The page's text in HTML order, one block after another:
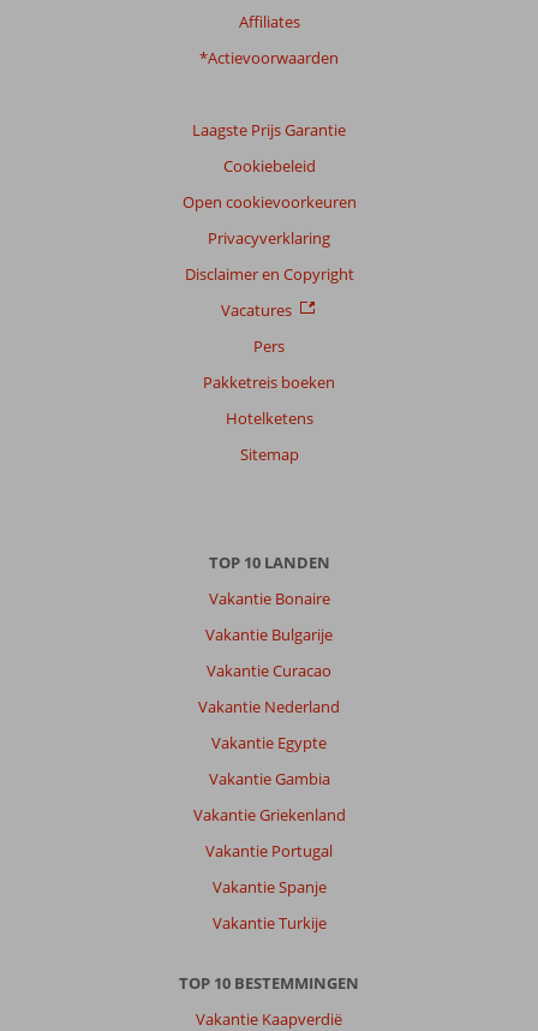
Affiliates
*Actievoorwaarden
Laagste Prijs Garantie
Cookiebeleid
Open cookievoorkeuren
Privacyverklaring
Disclaimer en Copyright
Vacatures
Pers
Pakketreis boeken
Hotelketens
Sitemap
TOP 10 LANDEN
Vakantie Bonaire
Vakantie Bulgarije
Vakantie Curacao
Vakantie Nederland
Vakantie Egypte
Vakantie Gambia
Vakantie Griekenland
Vakantie Portugal
Vakantie Spanje
Vakantie Turkije
TOP 10 BESTEMMINGEN
Vakantie Kaapverdië